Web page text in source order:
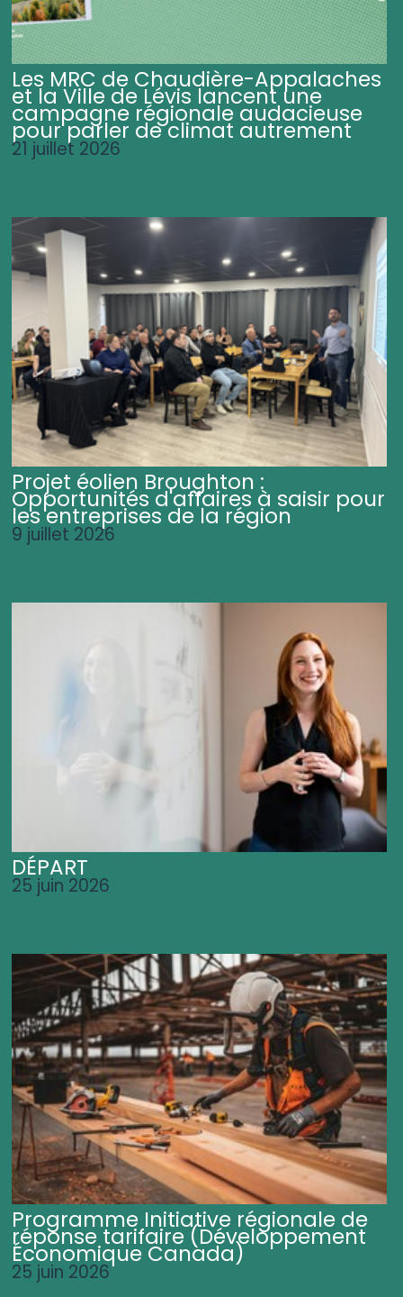
Les MRC de Chaudière-Appalaches
et la Ville de Lévis lancent une
campagne régionale audacieuse
pour parler de climat autrement
21 juillet 2026
Projet éolien Broughton :
Opportunités d'affaires à saisir pour
les entreprises de la région
9 juillet 2026
DÉPART
25 juin 2026
Programme Initiative régionale de
réponse tarifaire (Développement
Économique Canada)
25 juin 2026